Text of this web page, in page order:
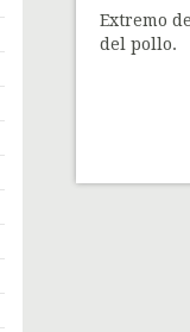
Extremo
del pollo.